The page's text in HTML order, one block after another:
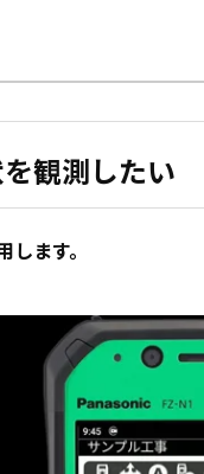
観測したい
ます。